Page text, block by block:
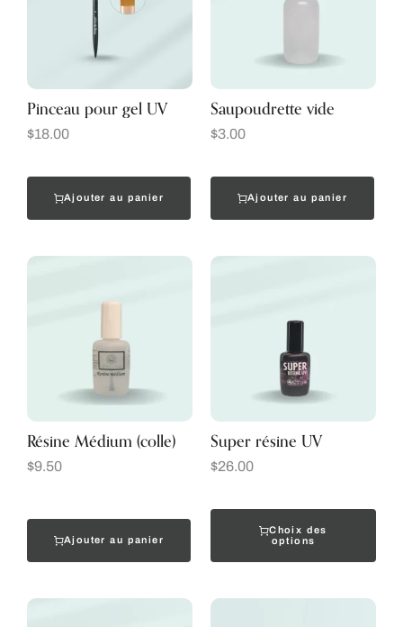
Pinceau pour gel UV
$18.00
Ajouter au panier
Saupoudrette vide
$3.00
Ajouter au panier
Résine Médium (colle)
$9.50
Ajouter au panier
Super résine UV
$26.00
Choix des
options